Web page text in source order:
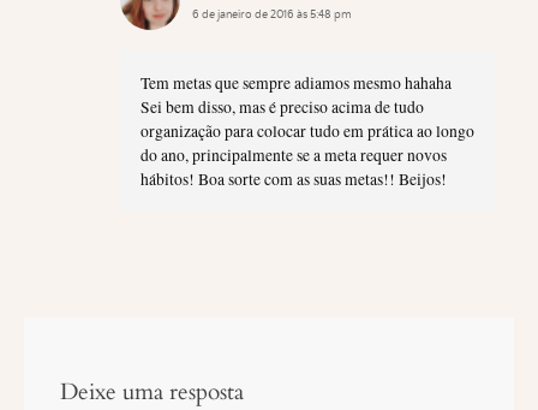
6 de janeiro de 2016 às 5:48 pm
Tem metas que sempre adiamos mesmo hahaha
Sei bem disso, mas é preciso acima de tudo
organização para colocar tudo em prática ao longo
do ano, principalmente se a meta requer novos
hábitos! Boa sorte com as suas metas!! Beijos!
Deixe uma resposta